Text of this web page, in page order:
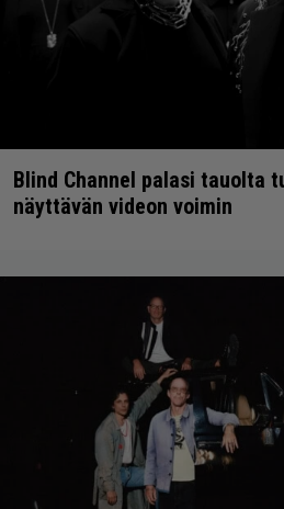
Blind Channel palasi tauolta
näyttävän videon voimin